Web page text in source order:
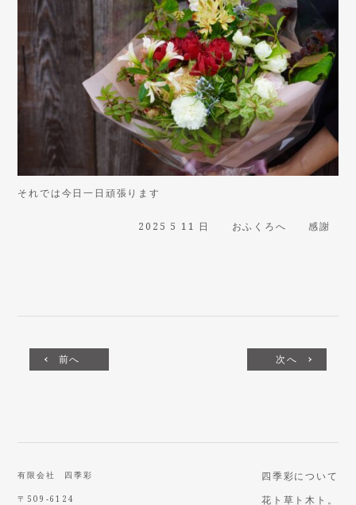
それでは今日一日頑張ります
2025 5 11 日 おふくろへ 感謝
前へ 次へ
有限会社 四季彩
〒509-6124
四季彩について
花ト草ト木ト。